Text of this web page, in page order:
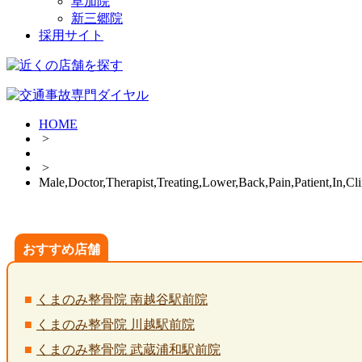
新三郷院
採用サイト
HOME
>
>
おすすめ店舗
くまのみ整骨院 南越谷駅前院
くまのみ整骨院 川越駅前院
くまのみ整骨院 武蔵浦和駅前院